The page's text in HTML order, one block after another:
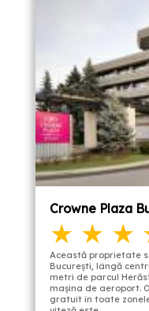
Crowne Plaza
★ ★ ★
Această proprietate
București, lângă
metri de parcul
mașina de aeroport.
gratuit în toate